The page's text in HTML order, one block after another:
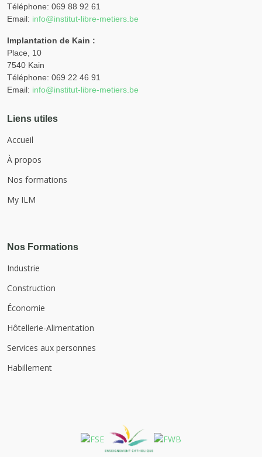
Téléphone: 069 88 92 61
Email: info@institut-libre-metiers.be
Implantation de Kain :
Place, 10
7540 Kain
Téléphone: 069 22 46 91
Email: info@institut-libre-metiers.be
Liens utiles
Accueil
À propos
Nos formations
My ILM
Nos Formations
Industrie
Construction
Économie
Hôtellerie-Alimentation
Services aux personnes
Habillement